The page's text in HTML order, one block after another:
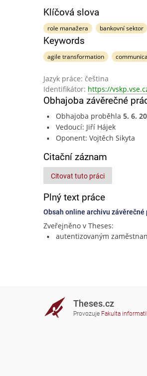
Klíčová slova
role manažera bankovní sektor
Keywords
agile transformation
Jazyk práce: čeština
Identifikátor: https://
Obhajoba závěrečné
Obhajoba proběhla 5. 6.
Vedoucí: Jiří Hájek
Oponent: Vojtěch Sikyta
Citační záznam
Citovat tuto práci
Plný text práce
Obsah online archivu závěrečné
Zveřejněno v Theses:
autentizovaným
Theses.cz
Provozuje Fakulta